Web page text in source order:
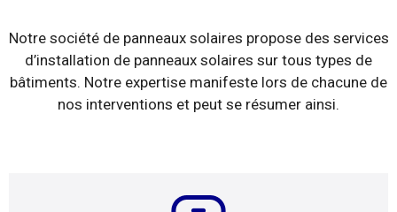
Notre société de panneaux solaires propose des services
d’installation de panneaux solaires sur tous types de
bâtiments. Notre expertise manifeste lors de chacune de
nos interventions et peut se résumer ainsi.